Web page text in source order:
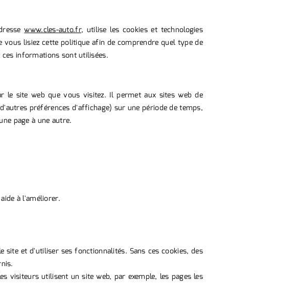
www.cles-auto.fr, utilise les cookies et technologies
lisiez cette politique afin de comprendre quel type de
informations sont utilisées.
le site web que vous visitez. Il permet aux sites web de
préférences d'affichage) sur une période de temps,
page à une autre.
à l'améliorer.
et d'utiliser ses fonctionnalités. Sans ces cookies, des
visiteurs utilisent un site web, par exemple, les pages les